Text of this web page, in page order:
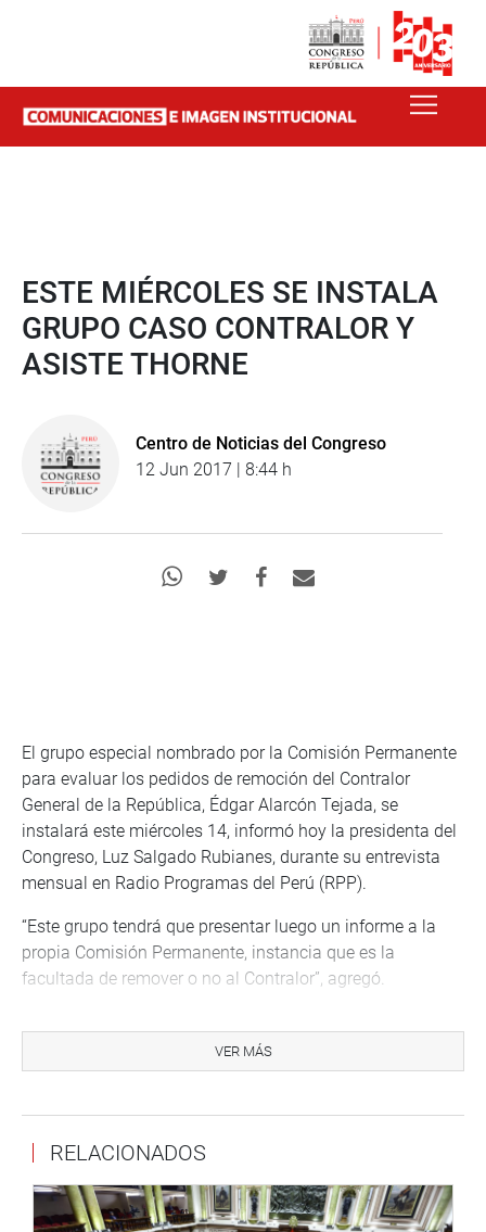
ESTE MIÉRCOLES SE INSTALA
GRUPO CASO CONTRALOR Y
ASISTE THORNE
Centro de Noticias del Congreso
12 Jun 2017 | 8:44 h
El grupo especial nombrado por la Comisión Permanente
para evaluar los pedidos de remoción del Contralor
General de la República, Édgar Alarcón Tejada, se
instalará este miércoles 14, informó hoy la presidenta del
Congreso, Luz Salgado Rubianes, durante su entrevista
mensual en Radio Programas del Perú (RPP).
“Este grupo tendrá que presentar luego un informe a la
propia Comisión Permanente, instancia que es la
facultada de remover o no al Contralor”, agregó.
Anunció, además, que el ministro de Economía y
presentará ese mismo día ante la Comisión de
Fiscalización y Contraloría con el fin de aclarar su
participación en una conversación con el Contralor
General, registrada en un audio, en el que se revelaría una
supuesta presión del Gobierno, según señala una
VER MÁS
RELACIONADOS